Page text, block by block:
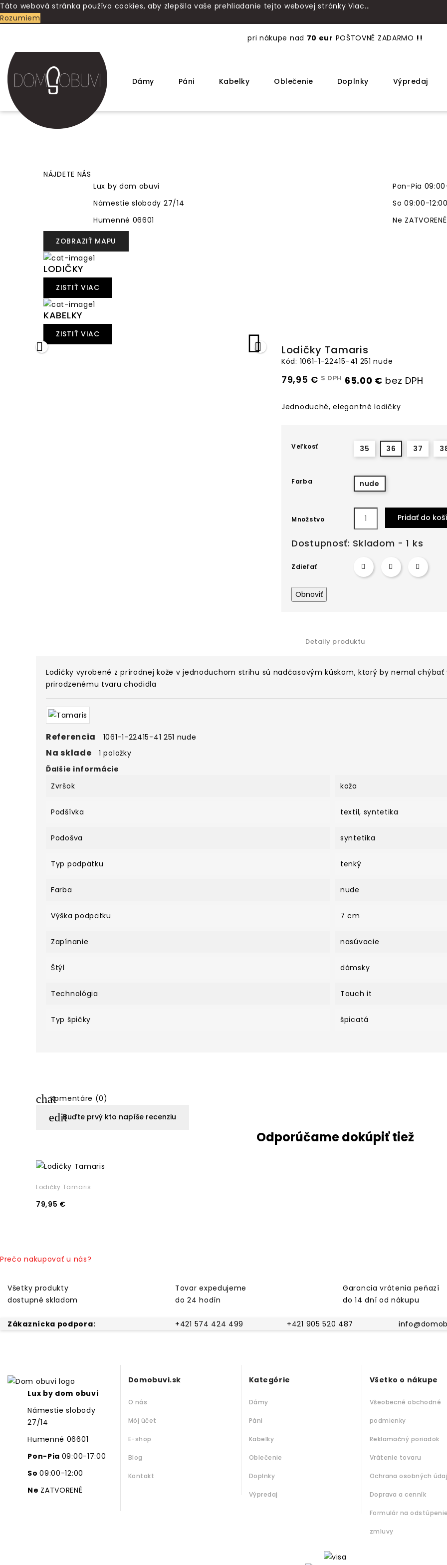
Táto webová stránka používa cookies, aby zlepšila vaše prehliadanie tejto webovej stránky Viac...
Rozumiem
pri nákupe nad 70 eur POŠTOVNÉ ZADARMO !!
Dámy Páni Kabelky Oblečenie Doplnky Výpredaj
NÁJDETE NÁS
Lux by dom obuvi
Námestie slobody 27/14
Humenné 06601
Pon-Pia
So 09:00-12:00
Ne ZATVORENÉ
ZOBRAZIŤ MAPU
LODIČKY
ZISTIŤ VIAC
KABELKY
ZISTIŤ VIAC 
  Lodičky Tamaris
Kód: 1061-1-22415-41 251 nude
79,95 € S DPH 65.00 € bez DPH
Jednoduché, elegantné lodičky
Veľkosť 35 36 37
Farba nude
Množstvo Pridať do
Dostupnosť: Skladom - 1 ks
Zdieľať
Detaily produktu
Lodičky vyrobené z prírodnej kože v jednoduchom strihu sú nadčasovým kúskom, ktorý by nemal chýbať
prirodzenému tvaru chodidla
Referencia 1061-1-22415-41 251 nude
Na sklade
1 položky
Ďalšie informácie
Zvršok
koža
Podšívka textil, syntetika
Podošva syntetika
Typ podpätku tenký
Farba nude
Výška podpätku 7 cm
Zapínanie nasúvacie
Štýl dámsky
Technológia Touch it
Typ špičky špicatá
chatKomentáre (0)
editBuďte prvý kto napíše recenziu
Odporúčame dokúpiť tiež
Lodičky Tamaris
79,95 €
Prečo nakupovať u nás?
Všetky produkty
dostupné skladom
Tovar expedujeme
do 24 hodín
Garancia vrátenia peňazí
do 14 dní od nákupu
Zákaznícka podpora: +421 574 424 499 +421 905 520 487
Lux by dom obuvi
Námestie slobody
27/14
Humenné 06601
Pon-Pia 09:00-17:00
So09:00-12:00
Ne ZATVORENÉ
Domobuvi.sk
O nás
Môj účet
E-shop
Blog
Kontakt
Kategórie
Dámy
Páni
Kabelky
Oblečenie
Doplnky
Výpredaj
Všetko o nákupe
Všeobecné obchodné
podmienky
Reklamačný poriadok
Vrátenie tovaru
Ochrana osobných
Doprava a cenník
Formulár na
zmluvy